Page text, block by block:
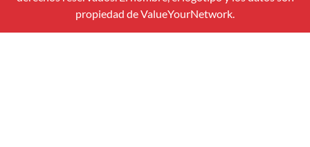
propiedad de ValueYourNetwork.